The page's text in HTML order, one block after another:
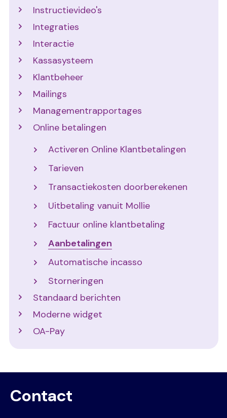
Instructievideo's
Integraties
Interactie
Kassasysteem
Klantbeheer
Mailings
Managementrapportages
Online betalingen
Activeren Online Klantbetalingen
Tarieven
Transactiekosten doorberekenen
Uitbetaling vanuit Mollie
Factuur online klantbetaling
Aanbetalingen
Automatische incasso
Storneringen
Standaard berichten
Moderne widget
OA-Pay
Contact